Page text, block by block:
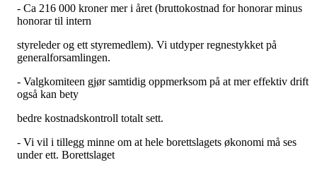
- Ca 216 000 kroner mer i året (bruttokostnad for honorar minus
honorar til intern
styreleder og ett styremedlem). Vi utdyper regnestykket på
generalforsamlingen.
- Valgkomiteen gjør samtidig oppmerksom på at mer effektiv drift
også kan bety
bedre kostnadskontroll totalt sett.
- Vi vil i tillegg minne om at hele borettslagets økonomi må ses
under ett. Borettslaget